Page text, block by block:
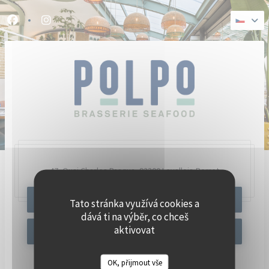
Panel pro správu cookies
Tato stránka využívá cookies a
dává ti na výběr, co chceš
aktivovat
OK, přijmout vše
Facebook ((otevře se v novém okně))
Instagram ((otevře se v novém okně))
47, Quai Charles Pasqua,92300 Levallois-Perret
REZERVOVAT STŮL
OFFER